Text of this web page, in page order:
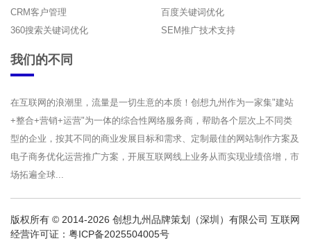
CRM客户管理
百度关键词优化
360搜索关键词优化
SEM推广技术支持
我们的不同
在互联网的浪潮里，流量是一切生意的本质！创想九州作为一家集"建站
+整合+营销+运营"为一体的综合性网络服务商，帮助各个层次上不同类
型的企业，按其不同的商业发展目标和需求、定制最佳的网站制作方案及
电子商务优化运营推广方案，开展互联网线上业务从而实现业绩倍增，市
场拓遍全球...
版权所有 © 2014-2026 创想九州品牌策划（深圳）有限公司 互联网
经营许可证： 粤ICP备2025504005号